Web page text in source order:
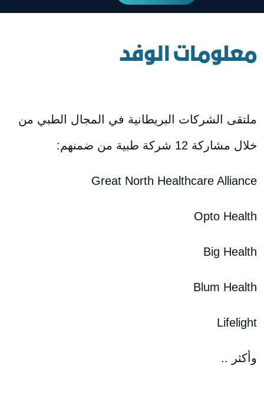
معلومات الوفد
ملتقى الشركات البريطانية في المجال الطبي من
خلال مشاركة 12 شركة طبية من ضمنهم:
Great North Healthcare Alliance
Opto Health
Big Health
Blum Health
Lifelight
وأكثر ..